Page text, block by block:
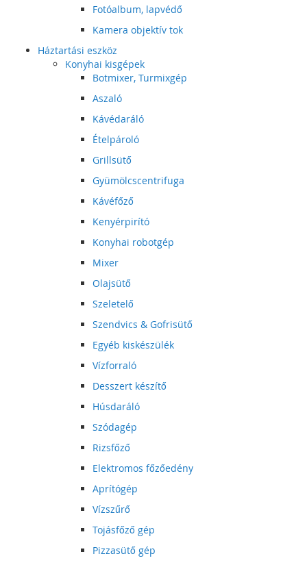
Fotóalbum, lapvédő
Kamera objektív tok
Háztartási eszköz
Konyhai kisgépek
Botmixer, Turmixgép
Aszaló
Kávédaráló
Ételpároló
Grillsütő
Gyümölcscentrifuga
Kávéfőző
Kenyérpirító
Konyhai robotgép
Mixer
Olajsütő
Szeletelő
Szendvics & Gofrisütő
Egyéb kiskészülék
Vízforraló
Desszert készítő
Húsdaráló
Szódagép
Rizsfőző
Elektromos főzőedény
Aprítógép
Vízszűrő
Tojásfőző gép
Pizzasütő gép